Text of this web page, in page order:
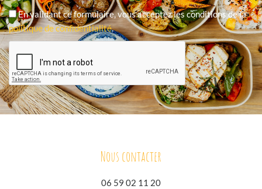
En validant ce formulaire, vous acceptez les conditions de la
politique de confidentialité.
Nous contacter
06 59 02 11 20